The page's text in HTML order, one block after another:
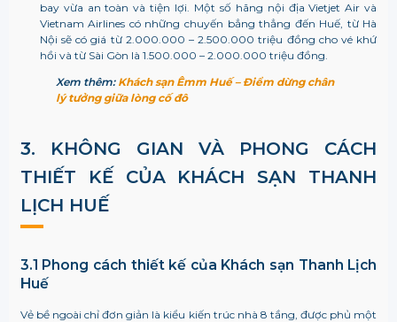
bay vừa an toàn và tiện lợi. Một số hãng nội địa Vietjet Air và
Vietnam Airlines có những chuyến bẳng thẳng đến Huế, từ Hà
Nội sẽ có giá từ 2.000.000 – 2.500.000 triệu đồng cho vé khứ
hồi và từ Sài Gòn là 1.500.000 – 2.000.000 triệu đồng.
Xem thêm: Khách sạn Êmm Huế – Điểm dừng chân
lý tưởng giữa lòng cố đô
3. KHÔNG GIAN VÀ PHONG CÁCH
THIẾT KẾ CỦA KHÁCH SẠN THANH
LỊCH HUẾ
3.1 Phong cách thiết kế của Khách sạn Thanh Lịch
Huế
Vẻ bề ngoài chỉ đơn giản là kiểu kiến trúc nhà 8 tầng, được phủ một